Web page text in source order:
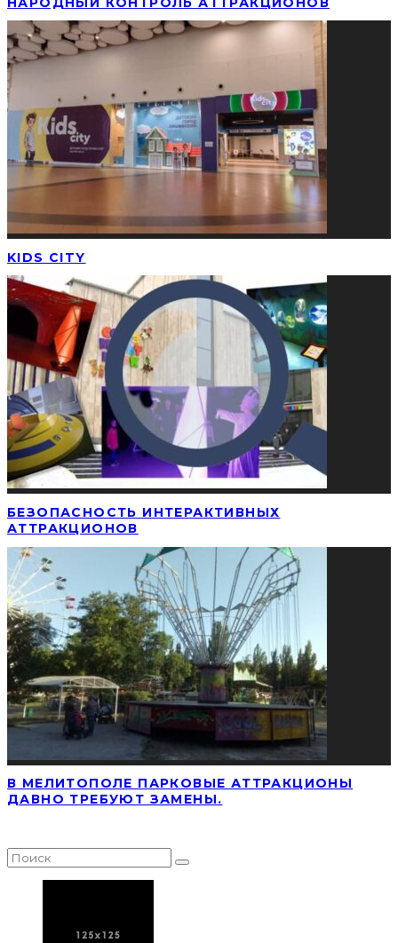
KIDS CITY
БЕЗОПАСНОСТЬ ИНТЕРАКТИВНЫХ
АТТРАКЦИОНОВ
В МЕЛИТОПОЛЕ ПАРКОВЫЕ АТТРАКЦИОНЫ
ДАВНО ТРЕБУЮТ ЗАМЕНЫ.